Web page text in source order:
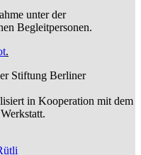
unter der
Begleitpersonen.
.
Stiftung Berliner
in Kooperation mit dem